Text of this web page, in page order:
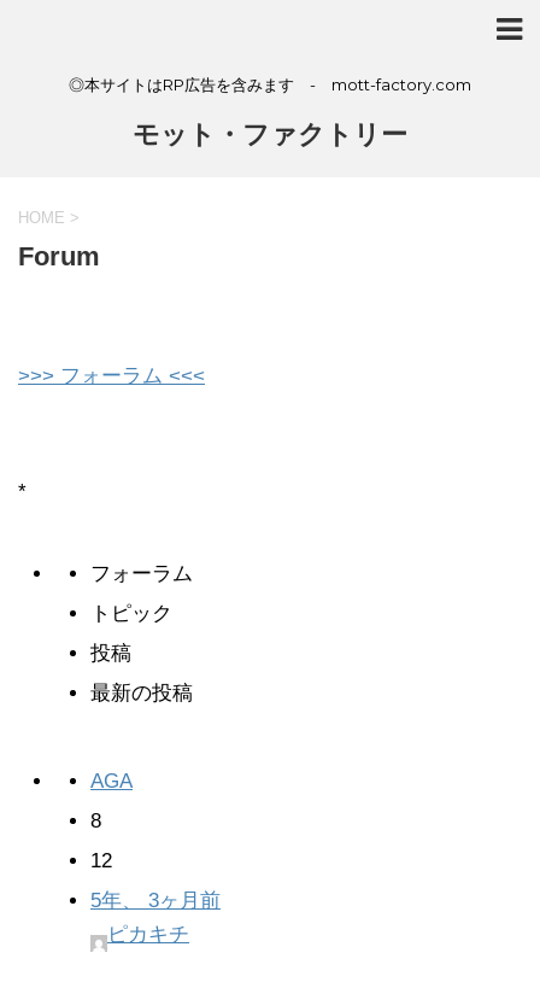
◎本サイトはRP広告を含みます - mott-factory.com
モット・ファクトリー
HOME >
Forum
>>> フォーラム <<<
*
フォーラム
トピック
投稿
最新の投稿
AGA
8
12
5年、 3ヶ月前
ピカキチ